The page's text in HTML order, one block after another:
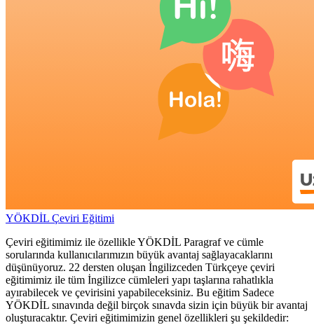
YÖKDİL Çeviri Eğitimi
Çeviri eğitimimiz ile özellikle YÖKDİL Paragraf ve cümle
sorularında kullanıcılarımızın büyük avantaj sağlayacaklarını
düşünüyoruz. 22 dersten oluşan İngilizceden Türkçeye çeviri
eğitimimiz ile tüm İngilizce cümleleri yapı taşlarına rahatlıkla
ayırabilecek ve çevirisini yapabileceksiniz. Bu eğitim Sadece
YÖKDİL sınavında değil birçok sınavda sizin için büyük bir avantaj
oluşturacaktır. Çeviri eğitimimizin genel özellikleri şu şekildedir: